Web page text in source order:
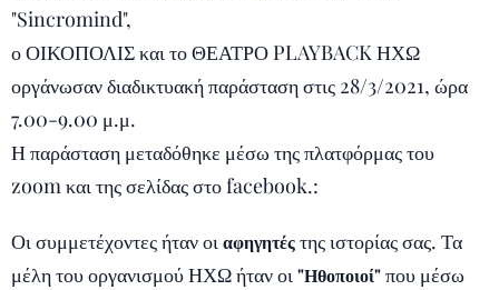
"Sincromind",
ο ΟΙΚΟΠΟΛΙΣ και το ΘΕΑΤΡΟ PLAYBACK ΗΧΩ
οργάνωσαν διαδικτυακή παράσταση στις 28/3/2021, ώρα
7.00-9.00 μ.μ.
Η παράσταση μεταδόθηκε μέσω της πλατφόρμας του
zoom και της σελίδας στο facebook.:
Οι συμμετέχοντες ήταν οι αφηγητέςτης ιστορίας σας. Τα
μέλη του οργανισμού ΗΧΩ ήταν οι "Ηθοποιοί"που μέσω